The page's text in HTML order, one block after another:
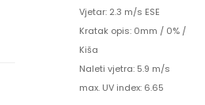
Vjetar: 2.3 m/s ESE
Kratak opis: 0mm / 0% /
Kiša
Naleti vjetra: 5.9 m/s
max. UV index: 6.65